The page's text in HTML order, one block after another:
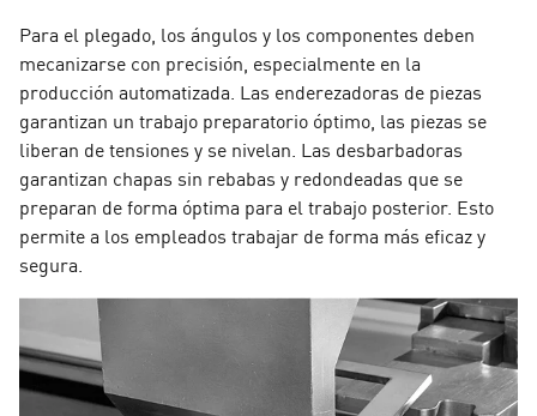
Para el plegado, los ángulos y los componentes deben
mecanizarse con precisión, especialmente en la
producción automatizada. Las enderezadoras de piezas
garantizan un trabajo preparatorio óptimo, las piezas se
liberan de tensiones y se nivelan. Las desbarbadoras
garantizan chapas sin rebabas y redondeadas que se
preparan de forma óptima para el trabajo posterior. Esto
permite a los empleados trabajar de forma más eficaz y
segura.